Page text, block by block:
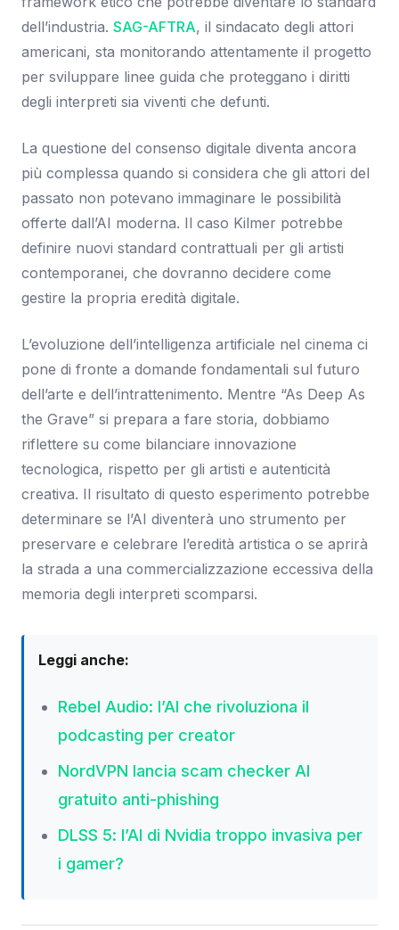
dell’industria. SAG-AFTRA, il sindacato degli attori
americani, sta monitorando attentamente il progetto
per sviluppare linee guida che proteggano i diritti
degli interpreti sia viventi che defunti.
La questione del consenso digitale diventa ancora
più complessa quando si considera che gli attori del
passato non potevano immaginare le possibilità
offerte dall’AI moderna. Il caso Kilmer potrebbe
definire nuovi standard contrattuali per gli artisti
contemporanei, che dovranno decidere come
gestire la propria eredità digitale.
L’evoluzione dell’intelligenza artificiale nel cinema ci
pone di fronte a domande fondamentali sul futuro
dell’arte e dell’intrattenimento. Mentre “As Deep As
the Grave” si prepara a fare storia, dobbiamo
riflettere su come bilanciare innovazione
tecnologica, rispetto per gli artisti e autenticità
creativa. Il risultato di questo esperimento potrebbe
determinare se l’AI diventerà uno strumento per
preservare e celebrare l’eredità artistica o se aprirà
la strada a una commercializzazione eccessiva della
memoria degli interpreti scomparsi.
Leggi anche:
Rebel Audio: l’AI che rivoluziona il
podcasting per creator
NordVPN lancia scam checker AI
gratuito anti-phishing
DLSS 5: l’AI di Nvidia troppo invasiva per
i gamer?